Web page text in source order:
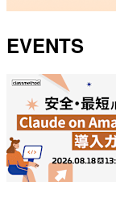
EVENTS